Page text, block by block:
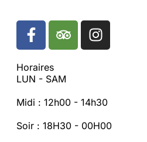
Horaires
LUN - SAM
Midi : 12h00 - 14h30
Soir : 18H30 - 00H00